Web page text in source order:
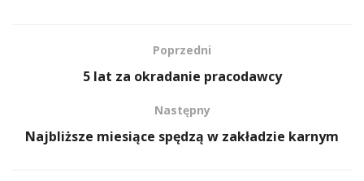
Poprzedni
5 lat za okradanie pracodawcy
Następny
Najbliższe miesiące spędzą w zakładzie karnym